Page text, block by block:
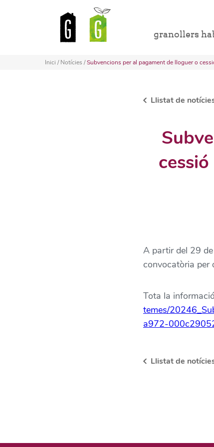
granollers
Inici /Notícies /Subvencions per al pagament de lloguer o
Llistat de
A partir del 29
convocatòria per
Tota la
temes/
a972-
Llistat de